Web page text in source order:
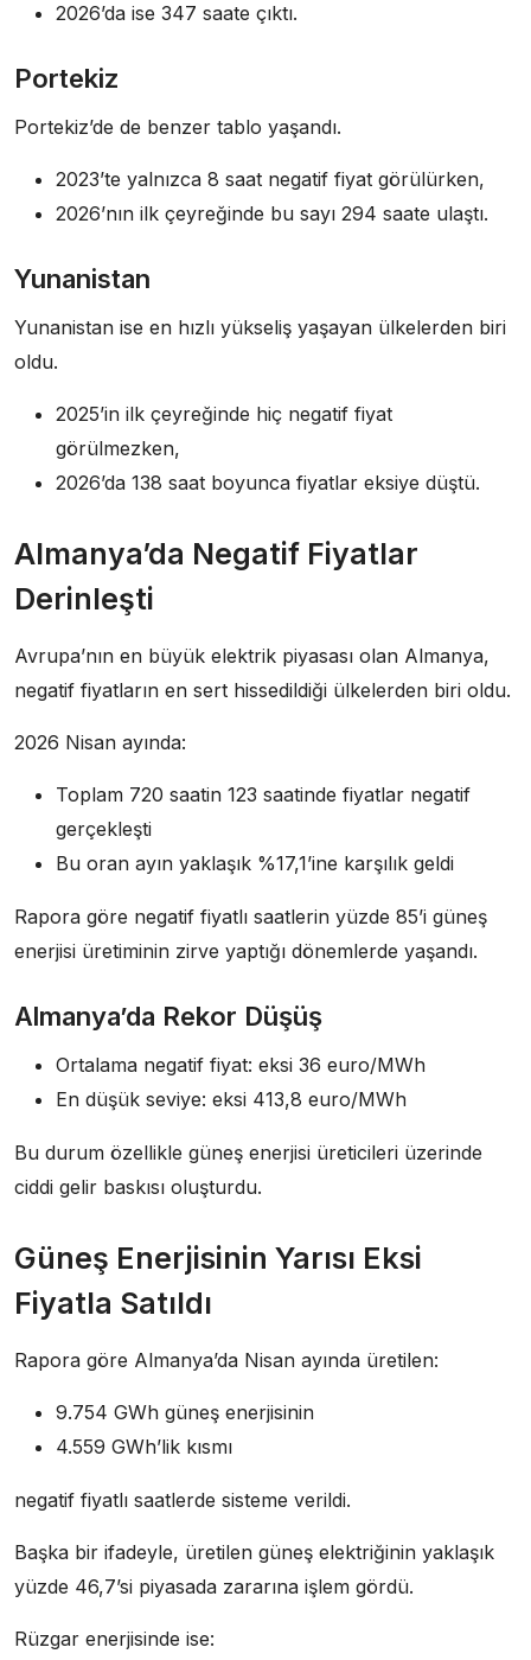
2026’da ise 347 saate çıktı.
Portekiz
Portekiz’de de benzer tablo yaşandı.
2023’te yalnızca 8 saat negatif fiyat görülürken,
2026’nın ilk çeyreğinde bu sayı 294 saate ulaştı.
Yunanistan
Yunanistan ise en hızlı yükseliş yaşayan ülkelerden biri
oldu.
2025’in ilk çeyreğinde hiç negatif fiyat
görülmezken,
2026’da 138 saat boyunca fiyatlar eksiye düştü.
Almanya’da Negatif Fiyatlar
Derinleşti
Avrupa’nın en büyük elektrik piyasası olan Almanya,
negatif fiyatların en sert hissedildiği ülkelerden biri oldu.
2026 Nisan ayında:
Toplam 720 saatin 123 saatinde fiyatlar negatif
gerçekleşti
Bu oran ayın yaklaşık %17,1’ine karşılık geldi
Rapora göre negatif fiyatlı saatlerin yüzde 85’i güneş
enerjisi üretiminin zirve yaptığı dönemlerde yaşandı.
Almanya’da Rekor Düşüş
Ortalama negatif fiyat: eksi 36 euro/MWh
En düşük seviye: eksi 413,8 euro/MWh
Bu durum özellikle güneş enerjisi üreticileri üzerinde
ciddi gelir baskısı oluşturdu.
Güneş Enerjisinin Yarısı Eksi
Fiyatla Satıldı
Rapora göre Almanya’da Nisan ayında üretilen:
9.754 GWh güneş enerjisinin
4.559 GWh’lik kısmı
negatif fiyatlı saatlerde sisteme verildi.
Başka bir ifadeyle, üretilen güneş elektriğinin yaklaşık
yüzde 46,7’si piyasada zararına işlem gördü.
Rüzgar enerjisinde ise: